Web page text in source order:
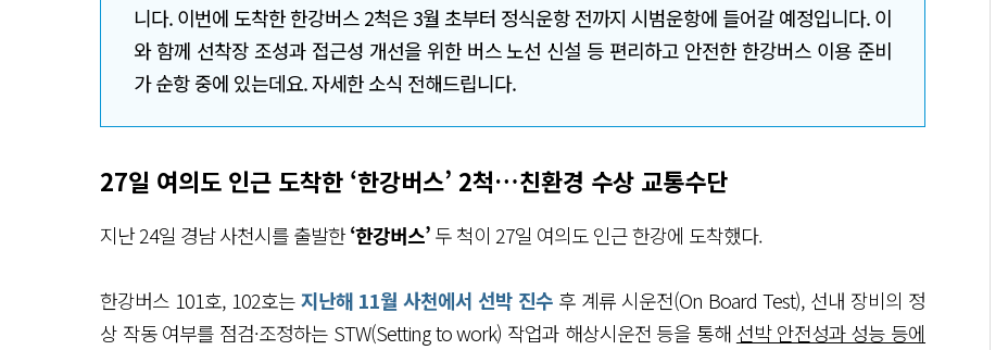
니다. 이번에 도착한 한강버스 2척은 3월 초부터 정식운항 전까지 시범운항에 들어갈 예정입니다. 이
와 함께 선착장 조성과 접근성 개선을 위한 버스 노선 신설 등 편리하고 안전한 한강버스 이용 준비
가 순항 중에 있는데요. 자세한 소식 전해드립니다.
27일 여의도 인근 도착한 ‘한강버스’ 2척…친환경 수상 교통수단
지난 24일 경남 사천시를 출발한‘한강버스’두 척이 27일 여의도 인근 한강에 도착했다.
한강버스 101호, 102호는지난해 11월 사천에서 선박 진수 후 계류 시운전(On Board Test), 선내 장비의 정
상 작동 여부를 점검·조정하는 STW(Setting to work) 작업과 해상시운전 등을 통해 선박 안전성과 성능 등에